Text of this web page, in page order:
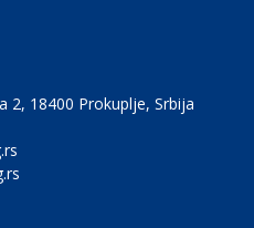
2, 18400 Prokuplje, Srbija